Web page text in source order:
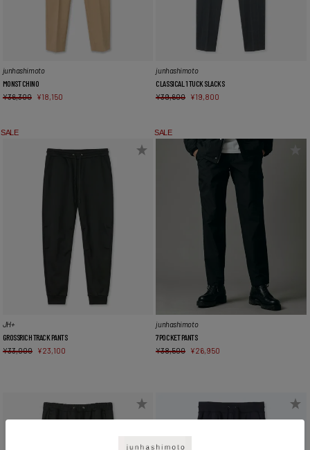
junhashimoto
MONST CHINO
¥36,300 ¥18,150
junhashimoto
CLASSICAL 1 TUCK SLACKS
¥39,600 ¥19,800
SALE
JH+
GROSSRICH TRACK PANTS
¥33,000 ¥23,100
SALE
junhashimoto
7POCKET PANTS
¥38,500 ¥26,950